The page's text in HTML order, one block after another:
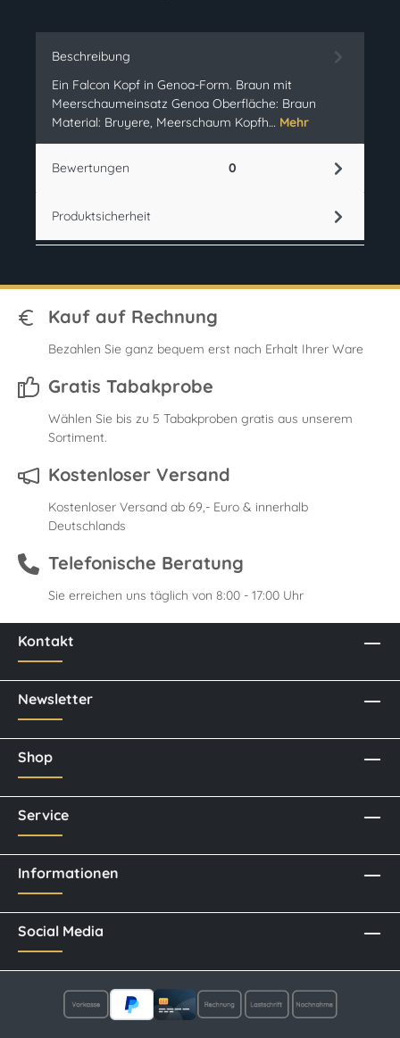
Beschreibung
Ein Falcon Kopf in Genoa-Form. Braun mit
Meerschaumeinsatz Genoa Oberfläche: Braun
Material: Bruyere, Meerschaum Kopfh… Mehr
Bewertungen 0
Produktsicherheit
Kauf auf Rechnung
Bezahlen Sie ganz bequem erst nach Erhalt Ihrer Ware
Gratis Tabakprobe
Wählen Sie bis zu 5 Tabakproben gratis aus unserem
Sortiment.
Kostenloser Versand
Kostenloser Versand ab 69,- Euro & innerhalb
Deutschlands
Telefonische Beratung
Sie erreichen uns täglich von 8:00 - 17:00 Uhr
Kontakt
Newsletter
Social Media
Shop
Service
Informationen